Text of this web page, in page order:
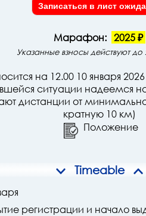
Записаться в лист
Марафон: 2025 ₽
Указанные взносы действуют до
на 12.00 10 января
ситуации надеемся
дистанции от
кратную 10 км)
Положение
Timeable
регистрации и начало